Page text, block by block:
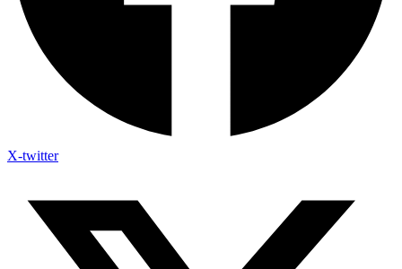
X-twitter